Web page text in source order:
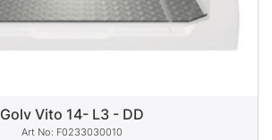
Golv Vito 14- L3 - DD
F0233030010